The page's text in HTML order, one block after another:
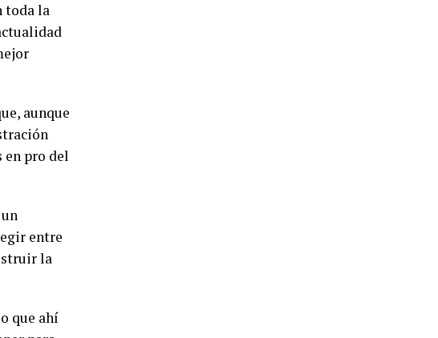
toda la
aunque
pro del
entre
la
que ahí